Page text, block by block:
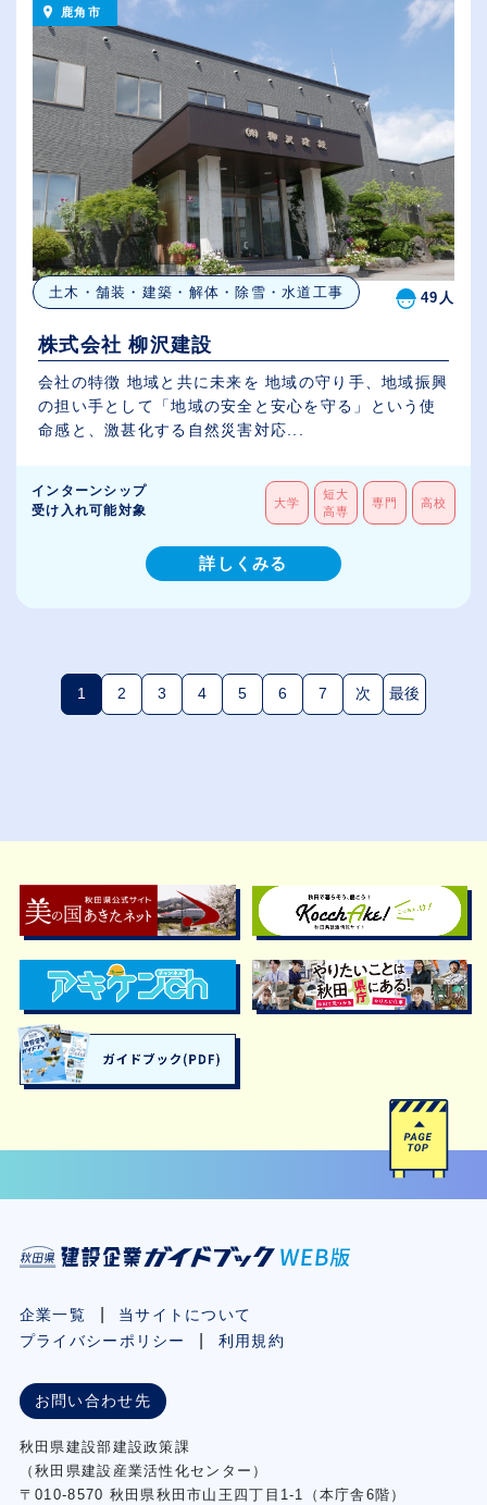
鹿角市
土木・舗装・建築・解体・除雪・水道工事 49人
株式会社 柳沢建設
会社の特徴 地域と共に未来を 地域の守り手、地域振興
の担い手として「地域の安全と安心を守る」という使
命感と、激甚化する自然災害対応...
インターンシップ
受け入れ可能対象
大学
短大
高専
専門 高校
詳しくみる
1(現在のページ)
2 3 4 5 6 7 次 最後
企業一覧
当サイトについて
プライバシーポリシー
利用規約
お問い合わせ先
秋⽥県建設部建設政策課
（秋⽥県建設産業活性化センター）
〒010-8570 秋田県秋田市⼭王四丁⽬1-1（本庁舎6階）